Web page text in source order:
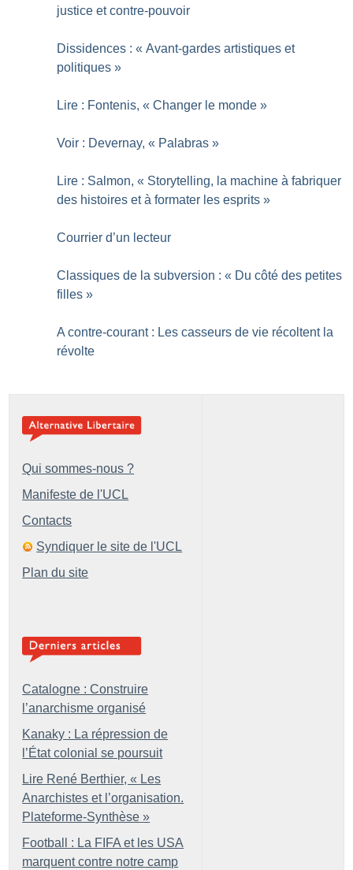
justice et contre-pouvoir
Dissidences : « Avant-gardes artistiques et
politiques »
Lire : Fontenis, « Changer le monde »
Voir : Devernay, « Palabras »
Lire : Salmon, « Storytelling, la machine à fabriquer
des histoires et à formater les esprits »
Courrier d’un lecteur
Classiques de la subversion : « Du côté des petites
filles »
A contre-courant : Les casseurs de vie récoltent la
révolte
Qui sommes-nous ?
Manifeste de l'UCL
Contacts
Syndiquer le site de l'UCL
Plan du site
Catalogne : Construire
l’anarchisme organisé
Kanaky : La répression de
l’État colonial se poursuit
Lire René Berthier, « Les
Anarchistes et l’organisation.
Plateforme-Synthèse »
Football : La FIFA et les USA
marquent contre notre camp